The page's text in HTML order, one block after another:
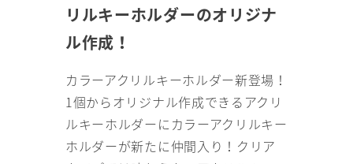
リルキーホルダーのオリジナ
ル作成！
カラーアクリルキーホルダー新登場！
1個からオリジナル作成できるアクリ
ルキーホルダーにカラーアクリルキー
ホルダーが新たに仲間入り！クリア